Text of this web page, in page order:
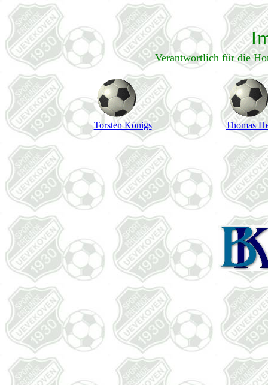
Verantwortlich für die
Torsten Königs Thomas